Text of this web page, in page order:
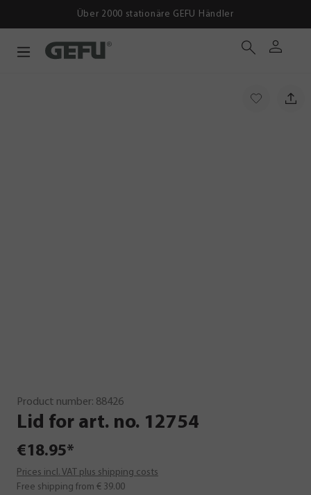
Über 2000 stationäre GEFU Händler
Product number: 88426
Lid for art. no. 12754
€18.95*
Prices incl. VAT plus shipping costs
Free shipping from € 39.00